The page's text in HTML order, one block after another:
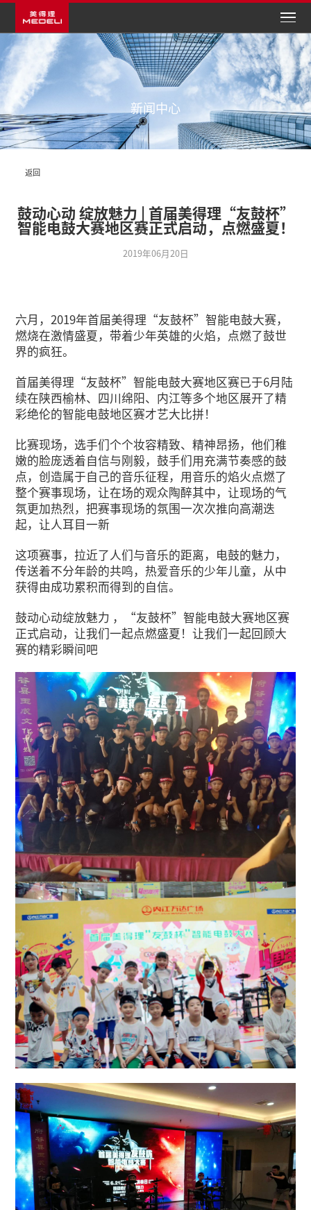
新闻中心
智能电鼓大赛地区赛正式启动
六月，2019年首届美得理“友鼓杯”
燃烧在激情盛夏，带着少年英雄的火
界的疯狂。
首届美得理“友鼓杯”智能电鼓大赛
续在陕西榆林、四川绵阳、内江等多
彩绝伦的智能电鼓地区赛才艺大比拼！
比赛现场，选手们个个妆容精致、精
嫩的脸庞透着自信与刚毅，鼓手们用
点，创造属于自己的音乐征程，用音
整个赛事现场，让在场的观众陶醉其
氛更加热烈，把赛事现场的氛围一次
起，让人耳目一新
这项赛事，拉近了人们与音乐的距离
传送着不分年龄的共鸣，热爱音乐的
获得由成功累积而得到的自信。
鼓动心动绽放魅力 ，“友鼓杯”智能
正式启动，让我们一起点燃盛夏！让
赛的精彩瞬间吧